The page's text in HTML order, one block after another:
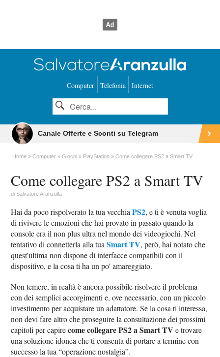
Computer Telefonia Internet
Canale Offerte e Sconti su Telegram
Home Computer Giochi PlayStation Come collegare PS2 a Smart TV
Come collegare PS2 a Smart TV
diSalvatore Aranzulla
Hai da poco rispolverato la tua vecchiaPS2, e ti è venuta voglia
di rivivere le emozioni che hai provato in passato quando la
console era il non plus ultra nel mondo dei videogiochi. Nel
tentativo di connetterla alla tuaSmart TV, però, hai notato che
quest'ultima non dispone di interfacce compatibili con il
dispositivo, e la cosa ti ha un po' amareggiato.
Non temere, in realtà è ancora possibile risolvere il problema
con dei semplici accorgimenti e, ove necessario, con un piccolo
investimento per acquistare un adattatore. Se la cosa ti interessa,
non devi fare altro che proseguire la consultazione dei prossimi
capitoli per capirecome collegare PS2 a Smart TV e trovare
una soluzione idonea che ti consenta di portare a termine con
successo la tua “operazione nostalgia”.